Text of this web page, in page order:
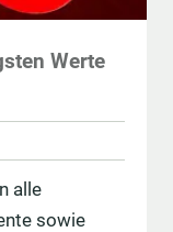
Werte
alle
sowie